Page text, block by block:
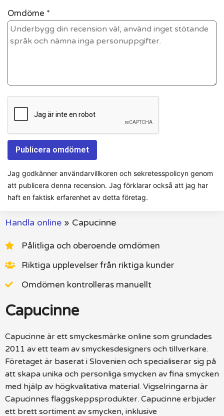
Omdöme *
Jag godkänner användarvillkoren och sekretesspolicyn genom
att publicera denna recension. Jag förklarar också att jag har
haft en faktisk erfarenhet av detta företag.
Handla online » Capucinne
Pålitliga och oberoende omdömen
Riktiga upplevelser från riktiga kunder
Omdömen kontrolleras manuellt
Capucinne
Capucinne är ett smyckesmärke online som grundades
2011 av ett team av smyckesdesigners och tillverkare.
Företaget är baserat i Slovenien och specialiserar sig på
att skapa unika och personliga smycken av fina smycken
med hjälp av högkvalitativa material. Vigselringarna är
Capucinnes flaggskeppsprodukter. Capucinne erbjuder
ett brett sortiment av smycken, inklusive